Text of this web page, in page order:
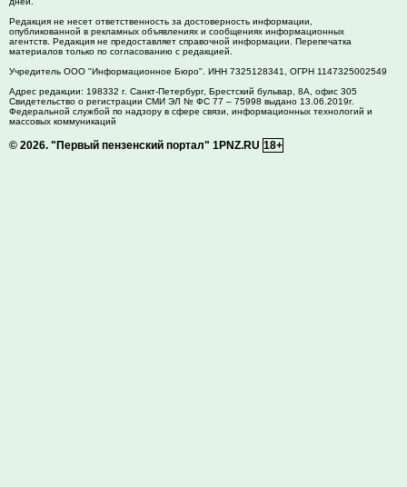
Редакция не несет ответственность за достоверность информации,
опубликованной в рекламных объявлениях и сообщениях информационных
агентств. Редакция не предоставляет справочной информации. Перепечатка
материалов только по согласованию с редакцией.
Учредитель ООО "Информационное Бюро". ИНН 7325128341, ОГРН 1147325002549
Адрес редакции: 198332 г. Санкт-Петербург, Брестский бульвар, 8А, офис 305
Свидетельство о регистрации СМИ ЭЛ № ФС 77 – 75998 выдано 13.06.2019г.
Федеральной службой по надзору в сфере связи, информационных технологий и
массовых коммуникаций
© 2026. "Первый пензенский портал" 1PNZ.RU 18+